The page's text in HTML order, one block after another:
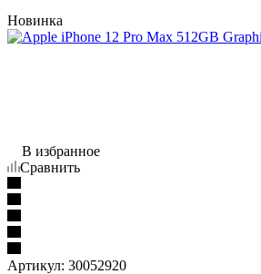
Новинка
В избранное
Сравнить
Артикул: 30052920